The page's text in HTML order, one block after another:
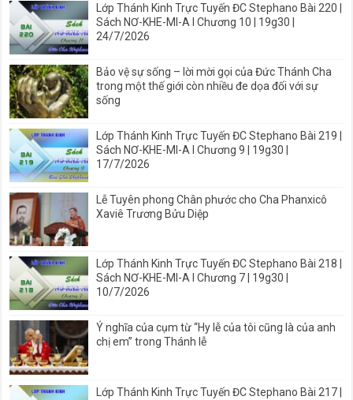
Lớp Thánh Kinh Trực Tuyến ĐC Stephano Bài 220 |
Sách NƠ-KHE-MI-A I Chương 10 | 19g30 |
24/7/2026
Bảo vệ sự sống – lời mời gọi của Đức Thánh Cha
trong một thế giới còn nhiều đe dọa đối với sự
sống
Lớp Thánh Kinh Trực Tuyến ĐC Stephano Bài 219 |
Sách NƠ-KHE-MI-A I Chương 9 | 19g30 |
17/7/2026
Lễ Tuyên phong Chân phước cho Cha Phanxicô
Xaviê Trương Bửu Diệp
Lớp Thánh Kinh Trực Tuyến ĐC Stephano Bài 218 |
Sách NƠ-KHE-MI-A I Chương 7 | 19g30 |
10/7/2026
Ý nghĩa của cụm từ “Hy lễ của tôi cũng là của anh
chị em” trong Thánh lễ
Lớp Thánh Kinh Trực Tuyến ĐC Stephano Bài 217 |